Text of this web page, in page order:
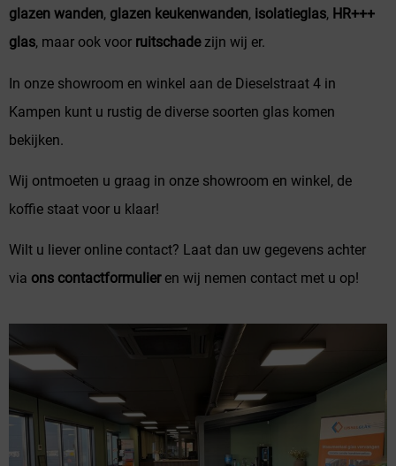
glazen wanden, glazen keukenwanden, isolatieglas, HR+++
glas, maar ook voor ruitschadezijn wij er.
In onze showroom en winkel aan de Dieselstraat 4 in
Kampen kunt u rustig de diverse soorten glas komen
bekijken.
Wij ontmoeten u graag in onze showroom en winkel, de
koffie staat voor u klaar!
Wilt u liever online contact? Laat dan uw gegevens achter
via ons contactformulieren wij nemen contact met u op!